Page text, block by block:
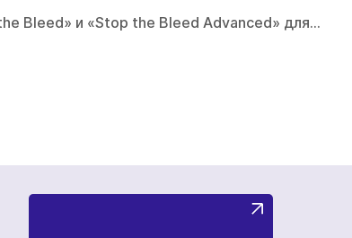
Bleed» и «Stop the Bleed Advanced» для…